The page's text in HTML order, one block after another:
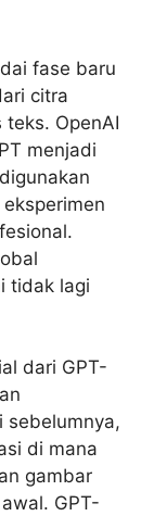
fase baru
citra
OpenAI
menjadi
tidak lagi
dari GPT-
sebelumnya,
di mana
gambar
GPT-